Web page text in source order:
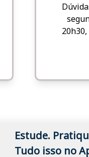
Estude.
Tudo isso no